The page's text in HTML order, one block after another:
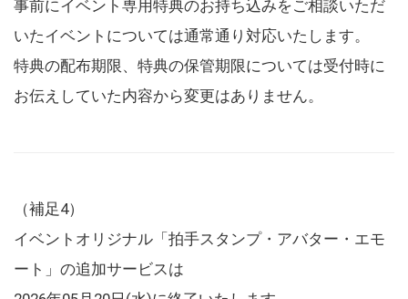
事前にイベント専用特典のお持ち込みをご相談いただ
いたイベントについては通常通り対応いたします。
特典の配布期限、特典の保管期限については受付時に
お伝えしていた内容から変更はありません。
（補足4）
イベントオリジナル「拍手スタンプ・アバター・エモ
ート」の追加サービスは